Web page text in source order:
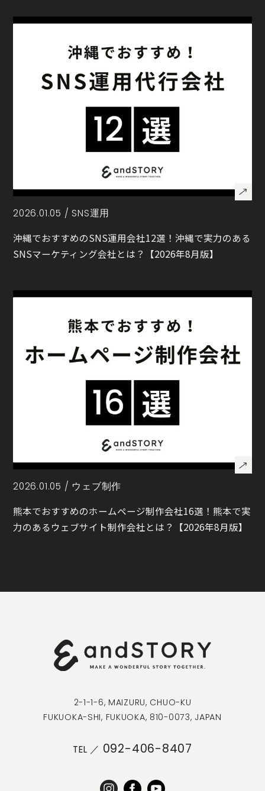
2026.01.05 / SNS運用
沖縄でおすすめのSNS運用会社12選！沖縄で実力のある
SNSマーケティング会社とは？【2026年8月版】
2026.01.05 / ウェブ制作
熊本でおすすめのホームページ制作会社16選！熊本で実
力のあるウェブサイト制作会社とは？【2026年8月版】
2-1-1-6, MAIZURU, CHUO-KU
FUKUOKA-SHI, FUKUOKA, 810-0073, JAPAN
TEL ／ 092-406-8407